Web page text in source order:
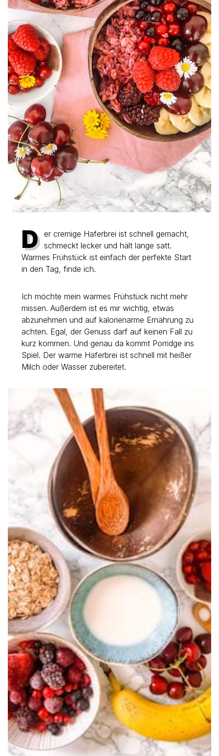
D er cremige Haferbrei ist schnell gemacht,
schmeckt lecker und hält lange satt.
Warmes Frühstück ist einfach der perfekte Start
in den Tag, finde ich.
Ich möchte mein warmes Frühstück nicht mehr
missen. Außerdem ist es mir wichtig, etwas
abzunehmen und auf kalorienarme Ernährung zu
achten. Egal, der Genuss darf auf keinen Fall zu
kurz kommen. Und genau da kommt Porridge ins
Spiel. Der warme Haferbrei ist schnell mit heißer
Milch oder Wasser zubereitet.